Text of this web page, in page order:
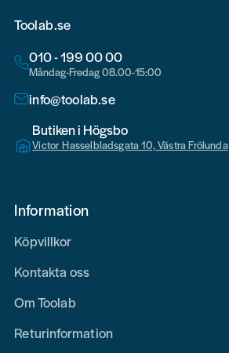
Toolab.se
010 - 199 00 00
Måndag-Fredag 08.00-15:00
info@toolab.se
Butiken i Högsbo
Victor Hasselbladsgata 10, Västra Frölunda
Information
Köpvillkor
Kontakta oss
Om Toolab
Returinformation